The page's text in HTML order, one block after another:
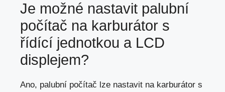
Je možné nastavit palubní
počítač na karburátor s
řídící jednotkou a LCD
displejem?
Ano, palubní počítač lze nastavit na karburátor s